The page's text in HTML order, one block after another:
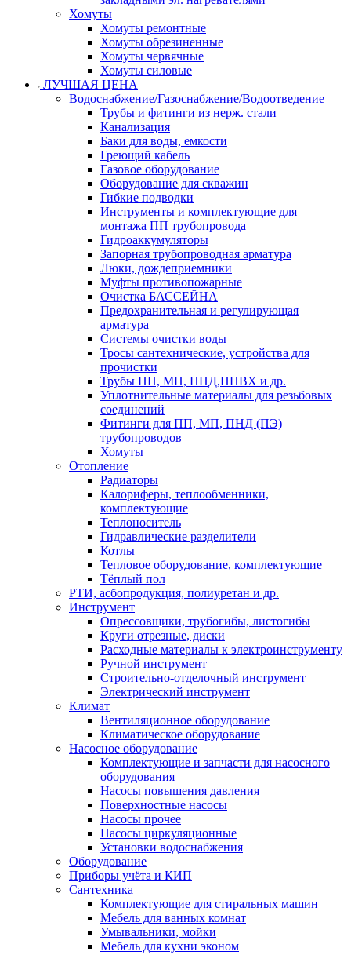
Хомуты
Хомуты ремонтные
Хомуты обрезиненные
Хомуты червячные
Хомуты силовые
ЛУЧШАЯ ЦЕНА
Водоснабжение/Газоснабжение/Водоотведение
Трубы и фитинги из нерж. стали
Канализация
Баки для воды, емкости
Греющий кабель
Газовое оборудование
Оборудование для скважин
Гибкие подводки
Инструменты и комплектующие для
монтажа ПП трубопровода
Гидроаккумуляторы
Запорная трубопроводная арматура
Люки, дождеприемники
Муфты противопожарные
Очистка БАССЕЙНА
Предохранительная и регулирующая
арматура
Системы очистки воды
Тросы сантехнические, устройства для
прочистки
Трубы ПП, МП, ПНД,НПВХ и др.
Уплотнительные материалы для резьбовых
соединений
Фитинги для ПП, МП, ПНД (ПЭ)
трубопроводов
Хомуты
Отопление
Радиаторы
Калориферы, теплообменники,
комплектующие
Теплоноситель
Гидравлические разделители
Котлы
Тепловое оборудование, комплектующие
Тёплый пол
РТИ, асбопродукция, полиуретан и др.
Инструмент
Опрессовщики, трубогибы, листогибы
Круги отрезные, диски
Расходные материалы к электроинструменту
Ручной инструмент
Строительно-отделочный инструмент
Электрический инструмент
Климат
Вентиляционное оборудование
Климатическое оборудование
Насосное оборудование
Комплектующие и запчасти для насосного
оборудования
Насосы повышения давления
Поверхностные насосы
Насосы прочее
Насосы циркуляционные
Установки водоснабжения
Оборудование
Приборы учёта и КИП
Сантехника
Комплектующие для стиральных машин
Мебель для ванных комнат
Умывальники, мойки
Мебель для кухни эконом